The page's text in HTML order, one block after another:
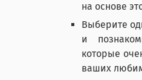
на основе
Выберите
и
которые
ваших